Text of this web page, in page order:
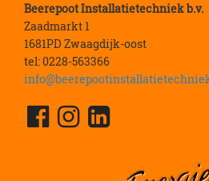
Beerepoot Installatietechniek b.v.
Zaadmarkt 1
1681PD Zwaagdijk-oost
tel: 0228-563366